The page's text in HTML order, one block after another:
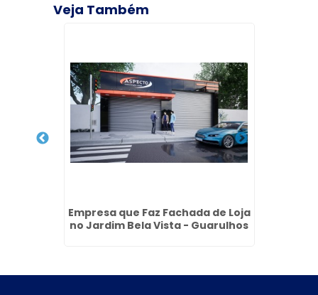
Veja Também
Empresa que Faz Fachada de Loja
no Jardim Bela Vista - Guarulhos